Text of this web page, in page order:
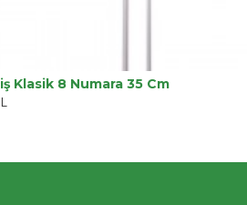
Klasik 8 Numara 35 Cm